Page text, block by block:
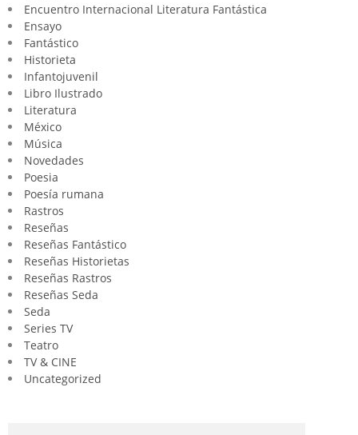
Encuentro Internacional Literatura Fantástica
Ensayo
Fantástico
Historieta
Infantojuvenil
Libro Ilustrado
Literatura
México
Música
Novedades
Poesia
Poesía rumana
Rastros
Reseñas
Reseñas Fantástico
Reseñas Historietas
Reseñas Rastros
Reseñas Seda
Seda
Series TV
Teatro
TV & CINE
Uncategorized